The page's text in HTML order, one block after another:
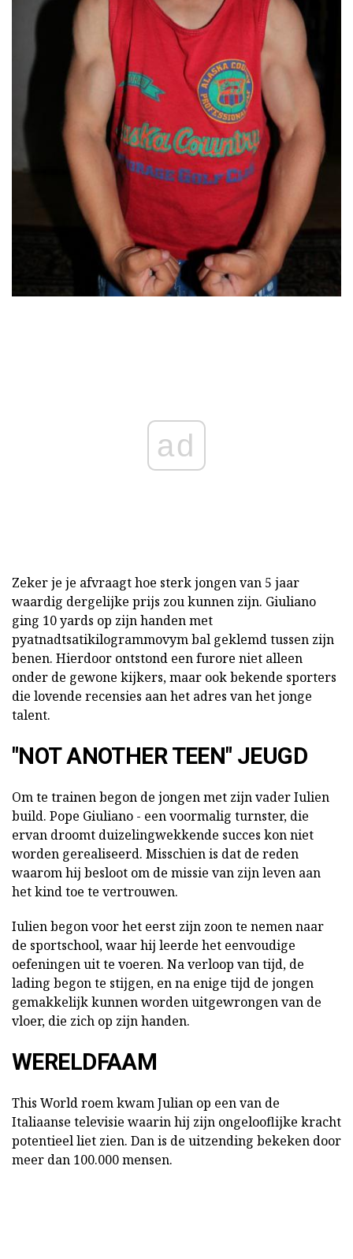
ad
Zeker je je afvraagt hoe sterk jongen van 5 jaar
waardig dergelijke prijs zou kunnen zijn. Giuliano
ging 10 yards op zijn handen met
pyatnadtsatikilogrammovym bal geklemd tussen zijn
benen. Hierdoor ontstond een furore niet alleen
onder de gewone kijkers, maar ook bekende sporters
die lovende recensies aan het adres van het jonge
talent.
"NOT ANOTHER TEEN" JEUGD
Om te trainen begon de jongen met zijn vader Iulien
build. Pope Giuliano - een voormalig turnster, die
ervan droomt duizelingwekkende succes kon niet
worden gerealiseerd. Misschien is dat de reden
waarom hij besloot om de missie van zijn leven aan
het kind toe te vertrouwen.
Iulien begon voor het eerst zijn zoon te nemen naar
de sportschool, waar hij leerde het eenvoudige
oefeningen uit te voeren. Na verloop van tijd, de
lading begon te stijgen, en na enige tijd de jongen
gemakkelijk kunnen worden uitgewrongen van de
vloer, die zich op zijn handen.
WERELDFAAM
This World roem kwam Julian op een van de
Italiaanse televisie waarin hij zijn ongelooflijke kracht
potentieel liet zien. Dan is de uitzending bekeken door
meer dan 100.000 mensen.